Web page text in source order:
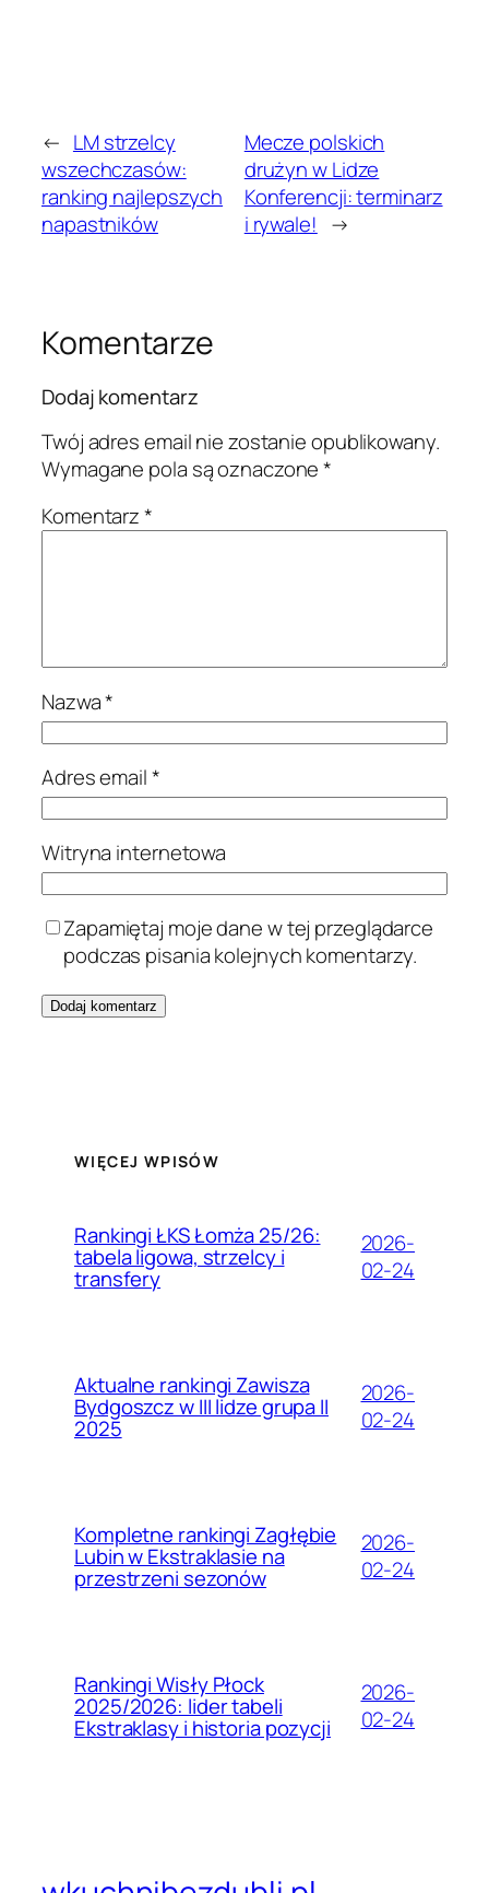
← LM strzelcy
wszechczasów:
ranking najlepszych
napastników
Mecze polskich
drużyn w Lidze
Konferencji: terminarz
i rywale! →
Komentarze
Dodaj komentarz
Twój adres email nie zostanie opublikowany.
Wymagane pola są oznaczone*
Komentarz*
Nazwa*
Adres email*
Witryna internetowa
Zapamiętaj moje dane w tej przeglądarce
podczas pisania kolejnych komentarzy.
WIĘCEJ WPISÓW
Rankingi ŁKS Łomża 25/26:
tabela ligowa, strzelcy i
transfery
2026-
02-24
Aktualne rankingi Zawisza
Bydgoszcz w III lidze grupa II
2025
2026-
02-24
Kompletne rankingi Zagłębie
Lubin w Ekstraklasie na
przestrzeni sezonów
2026-
02-24
Rankingi Wisły Płock
2025/2026: lider tabeli
Ekstraklasy i historia pozycji
2026-
02-24